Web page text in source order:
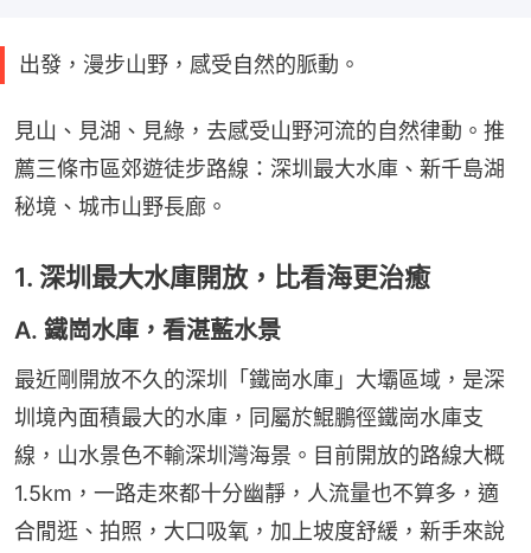
出發，漫步山野，感受自然的脈動。
見山、見湖、見綠，去感受山野河流的自然律動。推
薦三條市區郊遊徒步路線：深圳最大水庫、新千島湖
秘境、城市山野長廊。
1. 深圳最大水庫開放，比看海更治癒
A. 鐵崗水庫，看湛藍水景
最近剛開放不久的深圳「鐵崗水庫」大壩區域，是深
圳境內面積最大的水庫，同屬於鯤鵬徑鐵崗水庫支
線，山水景色不輸深圳灣海景。目前開放的路線大概
1.5km，一路走來都十分幽靜，人流量也不算多，適
合閒逛、拍照，大口吸氧，加上坡度舒緩，新手來說